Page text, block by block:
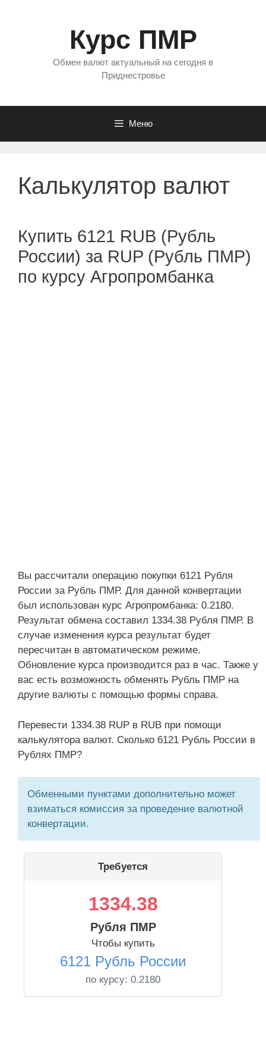
Курс ПМР
Обмен валют актуальный на сегодня в
Приднестровье
Меню
Калькулятор валют
Купить 6121 RUB (Рубль
России) за RUP (Рубль ПМР)
по курсу Агропромбанка
Вы рассчитали операцию покупки 6121 Рубля
России за Рубль ПМР. Для данной конвертации
был использован курс Агропромбанка: 0.2180.
Результат обмена составил 1334.38 Рубля ПМР. В
случае изменения курса результат будет
пересчитан в автоматическом режиме.
Обновление курса производится раз в час. Также у
вас есть возможность обменять Рубль ПМР на
другие валюты с помощью формы справа.
Перевести 1334.38 RUP в RUB при помощи
калькулятора валют. Сколько 6121 Рубль России в
Рублях ПМР?
Обменными пунктами дополнительно может
взиматься комиссия за проведение валютной
конвертации.
Требуется
1334.38
Рубля ПМР
Чтобы купить
6121 Рубль России
по курсу: 0.2180